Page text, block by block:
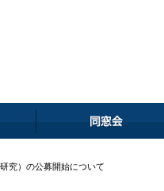
究）の公募開始について